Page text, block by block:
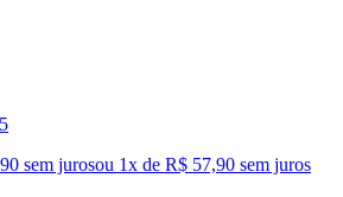
sem jurosou 1x de R$ 57,90 sem juros